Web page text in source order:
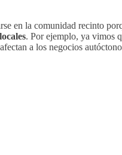
en la comunidad recinto
. Por ejemplo, ya vimos
a los negocios